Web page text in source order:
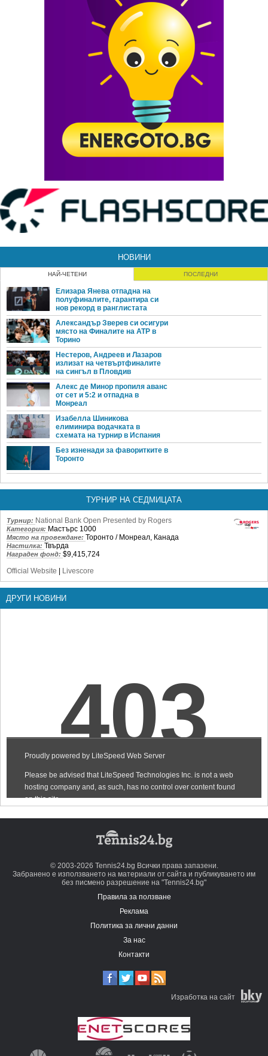
НОВИНИ
НАЙ-ЧЕТЕНИ ПОСЛЕДНИ
Елизара Янева отпадна на
полуфиналите, гарантира си
нов рекорд в ранглистата
Александър Зверев си осигури
място на Финалите на ATP в
Торино
Нестеров, Андреев и Лазаров
излизат на четвъртфиналите
на сингъл в Пловдив
Алекс де Минор пропиля аванс
от сет и 5:2 и отпадна в
Монреал
Изабелла Шиникова
елиминира водачката в
схемата на турнир в Испания
Без изненади за фаворитките в
Торонто
ТУРНИР НА СЕДМИЦАТА
Турнир: National Bank Open Presented by Rogers
Категория: Мастърс 1000
Място на провеждане: Торонто / Монреал, Канада
Настилка: Твърда
Награден фонд: $9,415,724
Official Website
Livescore
ДРУГИ НОВИНИ
© 2003-2026 Tennis24.bg Всички права запазени.
Забранено е използването на материали от сайта и публикуването им
без писмено разрешение на "Tennis24.bg"
Правила за ползване
Реклама
Политика за лични данни
За нас
Контакти
Изработка на сайт